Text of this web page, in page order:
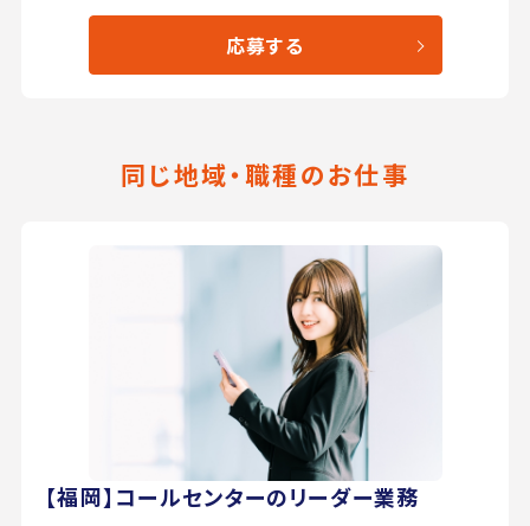
応募する
同じ地域・職種のお仕事
【福岡】コールセンターのリーダー業務